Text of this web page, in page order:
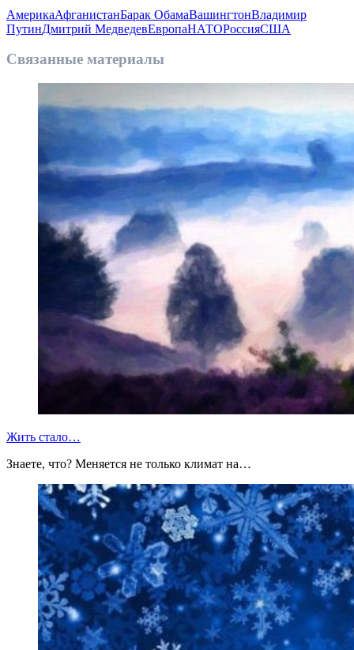
АмерикаАфганистанБарак ОбамаВашингтонВладимир
ПутинДмитрий МедведевЕвропаНАТОРоссияСША
Связанные материалы
Жить стало…
Знаете, что? Меняется не только климат на…